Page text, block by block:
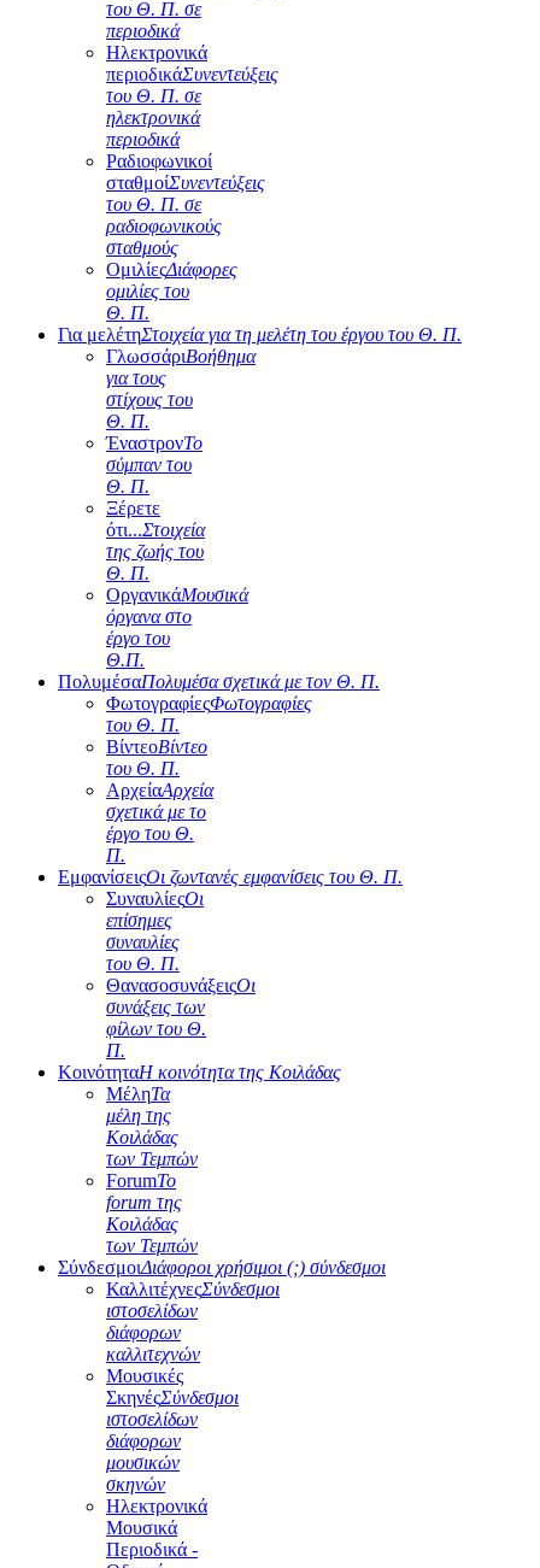
του Θ. Π. σε
περιοδικά
Ηλεκτρονικά
περιοδικάΣυνεντεύξεις
του Θ. Π. σε
ηλεκτρονικά
περιοδικά
Ραδιοφωνικοί
σταθμοίΣυνεντεύξεις
του Θ. Π. σε
ραδιοφωνικούς
σταθμούς
ΟμιλίεςΔιάφορες
ομιλίες του
Θ. Π.
Για μελέτηΣτοιχεία για τη μελέτη του έργου του Θ. Π.
ΓλωσσάριΒοήθημα
για τους
στίχους του
Θ. Π.
ΈναστρονΤο
σύμπαν του
Θ. Π.
Ξέρετε
ότι...Στοιχεία
της ζωής του
Θ. Π.
ΟργανικάΜουσικά
όργανα στο
έργο του
Θ.Π.
ΠολυμέσαΠολυμέσα σχετικά με τον Θ. Π.
ΦωτογραφίεςΦωτογραφίες
του Θ. Π.
ΒίντεοΒίντεο
του Θ. Π.
ΑρχείαΑρχεία
σχετικά με το
έργο του Θ.
Π.
ΕμφανίσειςΟι ζωντανές εμφανίσεις του Θ. Π.
ΣυναυλίεςΟι
επίσημες
συναυλίες
του Θ. Π.
ΘανασοσυνάξειςΟι
συνάξεις των
φίλων του Θ.
Π.
ΚοινότηταΗ κοινότητα της Κοιλάδας
ΜέληΤα
μέλη της
Κοιλάδας
των Τεμπών
ForumΤο
forum της
Κοιλάδας
των Τεμπών
ΣύνδεσμοιΔιάφοροι χρήσιμοι (;) σύνδεσμοι
ΚαλλιτέχνεςΣύνδεσμοι
ιστοσελίδων
διάφορων
καλλιτεχνών
Μουσικές
ΣκηνέςΣύνδεσμοι
ιστοσελίδων
διάφορων
μουσικών
σκηνών
Ηλεκτρονικά
Μουσικά
Περιοδικά -